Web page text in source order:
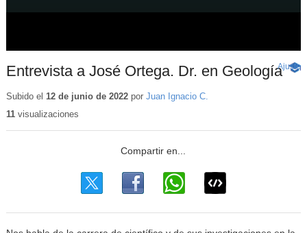
Entrevista a José Ortega. Dr. en Geología -
Ajuste
Subido el 12 de junio de 2022por Juan Ignacio C.
11visualizaciones